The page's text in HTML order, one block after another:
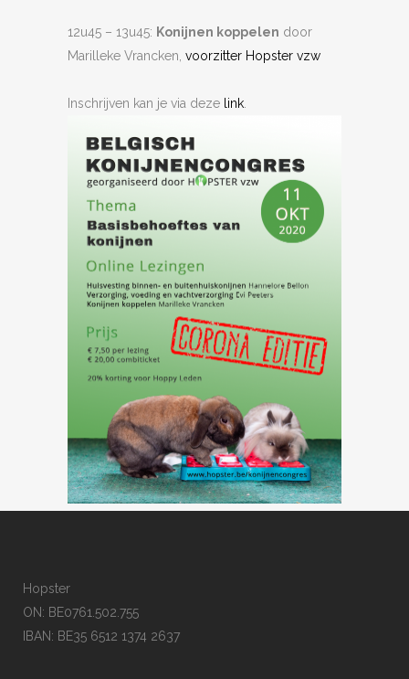
12u45 – 13u45: Konijnen koppelen door
Marilleke Vrancken, voorzitter Hopster vzw
Inschrijven kan je via deze link
Hopster
ON: BE0761.502.755
IBAN: BE35 6512 1374 2637